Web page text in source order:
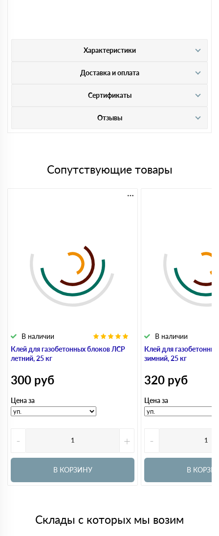
Характеристики
Доставка и оплата
Сертификаты
Отзывы
Сопутствующие товары
Клей для газобетонных блоков ЛСР
летний, 25 кг
В наличии
300 руб
Цена за
- +
В КОРЗИНУ
Клей для
зимний, 25 кг
В наличии
320 руб
Цена за
-
В
Склады с которых мы возим